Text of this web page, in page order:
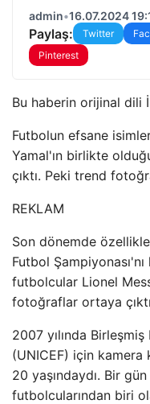
admin•16.07.2024
Paylaş: Twitter
Pinterest
Bu haberin orijinal dili
Futbolun efsane
Yamal'ın birlikte
çıktı. Peki trend
REKLAM
Son dönemde
Futbol Şampiyonası'nı
futbolcular Lionel
fotoğraflar ortaya
2007 yılında
(UNICEF) için kamera
20 yaşındaydı. Bir
futbolcularından biri